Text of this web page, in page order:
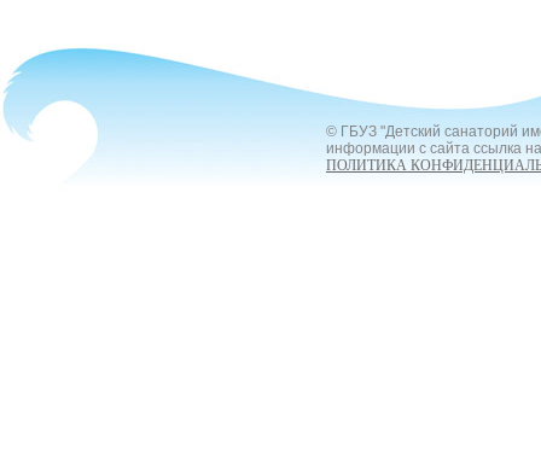
© ГБУЗ "Детский санаторий
информации с сайта ссылка
ПОЛИТИКА